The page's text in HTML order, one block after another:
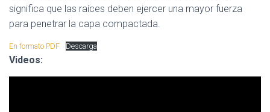
significa que las raíces deben ejercer una mayor fuerza
para penetrar la capa compactada.
En formato PDF Descarga
Videos: